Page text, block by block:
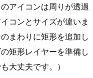
アイコンは周りが透過
コンとサイズが違いま
まわりに矩形を追加し
矩形レイヤーを準備し
大丈夫です。）